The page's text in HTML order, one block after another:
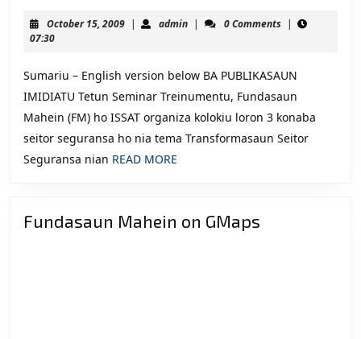
Sivil
October 15, 2009October
| adminadmin
| 0 Comments |
07:30
Sumariu – English version below BA PUBLIKASAUN
IMIDIATU Tetun Seminar Treinumentu, Fundasaun
Mahein (FM) ho ISSAT organiza kolokiu loron 3 konaba
seitor seguransa ho nia tema Transformasaun Seitor
Seguransa nian READ MORE
Fundasaun Mahein on GMaps